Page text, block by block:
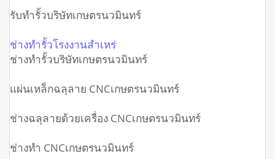
รับทำรั้วบริษัทเกษตรนวมินทร์
ช่างทำรั้วโรงงานสำเหร่
ช่างทำรั้วบริษัทเกษตรนวมินทร์
แผ่นเหล็กฉลุลาย CNCเกษตรนวมินทร์
ช่างฉลุลายด้วยเครื่อง CNCเกษตรนวมินทร์
ช่างทำ CNCเกษตรนวมินทร์